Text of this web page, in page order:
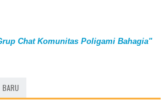
Chat Komunitas Poligami Bahagia"
BARU